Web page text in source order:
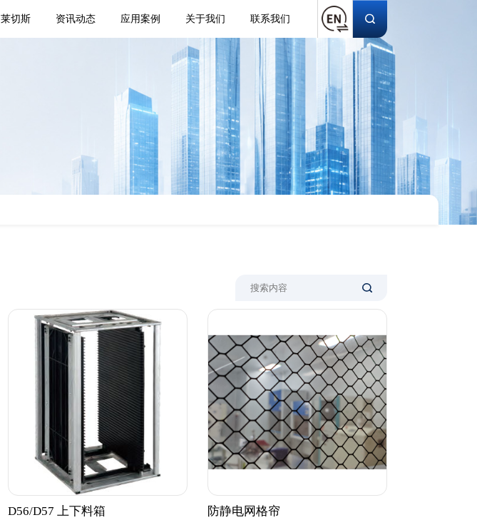
莱切斯 资讯动态 应用案例 关于我们 联系我们
D56/D57 上下料箱 防静电网格帘